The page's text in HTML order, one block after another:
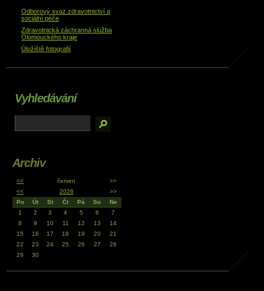
Odborový svaz zdravotnictví a
sociální péče
Zdravotnická záchranná služba
Olomouckého kraje
Úložiště fotografií
Vyhledávání
Archiv
<< červen
>>
<<
2026
>>
Po
Út St Čt Pá So
Ne
1
2 3 4 5 6
7
8
9 10 11 12 13
14
15
16 17 18 19 20
21
22
23 24 25 26 27
28
29
30